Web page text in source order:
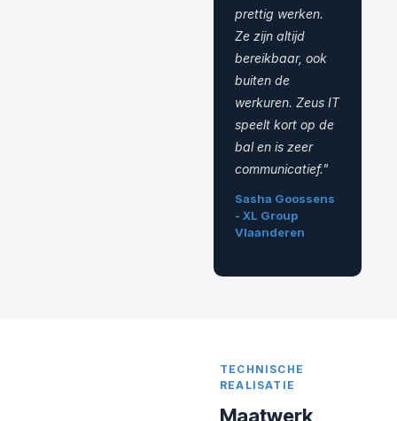
prettig werken.
Ze zijn altijd
bereikbaar, ook
buiten de
werkuren. Zeus IT
speelt kort op de
bal en is zeer
communicatief."
Sasha Goossens
- XL Group
Vlaanderen
TECHNISCHE
REALISATIE
Maatwerk